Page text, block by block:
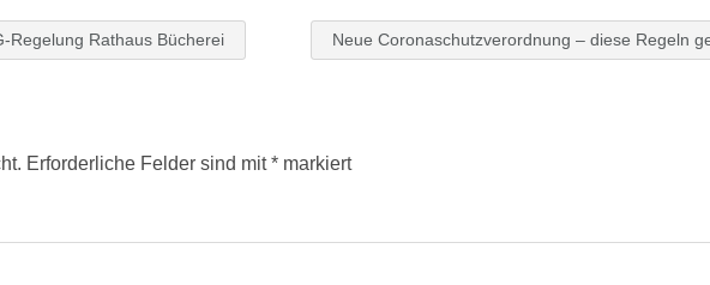
Regelung Rathaus Bücherei Neue Coronaschutzverordnung – diese Regeln
Erforderliche Felder sind mit* markiert